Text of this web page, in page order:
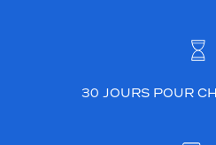
30 JOURS POUR